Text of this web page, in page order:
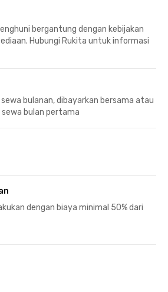
bergantung dengan kebijakan
Hubungi Rukita untuk informasi
bulanan, dibayarkan bersama atau
bulan pertama
dengan biaya minimal 50% dari